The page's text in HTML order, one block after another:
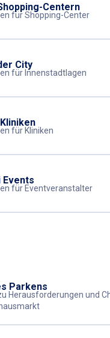
Centern
für Shopping-Center
City
für Innenstadtlagen
für Kliniken
Events
für Eventveranstalter
Parkens
Herausforderungen und